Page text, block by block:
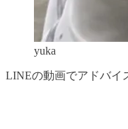
yuka
LINEの動画でアドバイ